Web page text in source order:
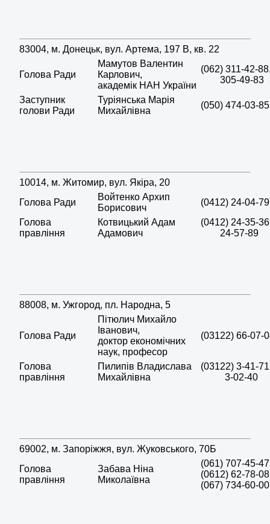
83004, м. Донецьк, вул. Артема, 197 В, кв. 22
Голова Ради
Мамутов Валентин
Карлович,
академік НАН України
(062) 311-42-
305-49-83
Заступник
голови Ради
Туріянська Марія
Михайлівна
(050) 474-03-85
10014, м. Житомир, вул. Якіра, 20
Голова Ради
Войтенко Архип
Борисович
(0412) 24-04-79
Голова
правління
Котвицький Адам
Адамович
(0412) 24-35-
24-57-89
88008, м. Ужгород, пл. Народна, 5
Голова Ради
Пітюлич Михайло
Іванович,
доктор економічних
наук, професор
(03122) 66-07-
Голова
правління
Пилипів Владислава
Михайлівна
(03122) 3-41-
3-02-40
69002, м. Запоріжжя, вул. Жуковського, 70Б
Голова
правління
Забава Ніна
Миколаївна
(061) 707-45-
(0612) 62-78-
(067) 734-60-00